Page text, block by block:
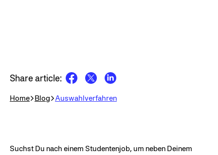
Share article:
Home Blog Auswahlverfahren
Suchst Du nach einem Studentenjob, um neben Deinem